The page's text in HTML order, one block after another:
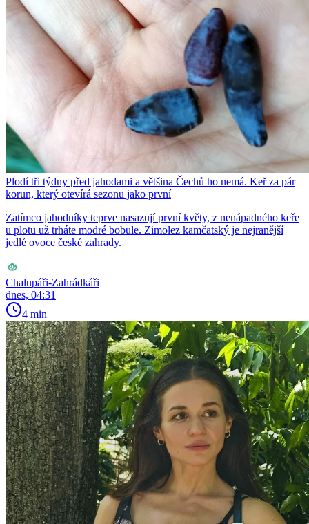
Plodí tři týdny před jahodami a většina Čechů ho nemá. Keř za pár
korun, který otevírá sezonu jako první
Zatímco jahodníky teprve nasazují první květy, z nenápadného keře
u plotu už trháte modré bobule. Zimolez kamčatský je nejranější
jedlé ovoce české zahrady.
Chalupáři-Zahrádkáři
dnes, 04:31
4 min